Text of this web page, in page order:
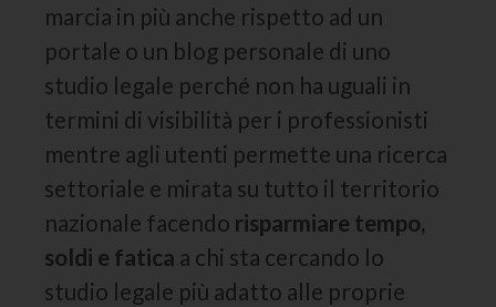
marcia in più anche rispetto ad un
portale o un blog personale di uno
studio legale perché non ha uguali in
termini di visibilità per i professionisti
mentre agli utenti permette una ricerca
settoriale e mirata su tutto il territorio
nazionale facendo risparmiare tempo,
soldi e fatica a chi sta cercando lo
studio legale più adatto alle proprie